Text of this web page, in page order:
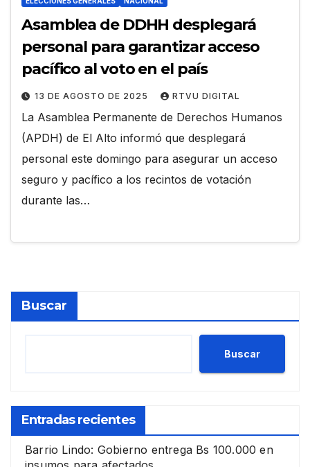
Asamblea de DDHH desplegará
personal para garantizar acceso
pacífico al voto en el país
13 DE AGOSTO DE 2025 RTVU DIGITAL
La Asamblea Permanente de Derechos Humanos
(APDH) de El Alto informó que desplegará
personal este domingo para asegurar un acceso
seguro y pacífico a los recintos de votación
durante las…
Buscar
Buscar
Entradas recientes
Barrio Lindo: Gobierno entrega Bs 100.000 en